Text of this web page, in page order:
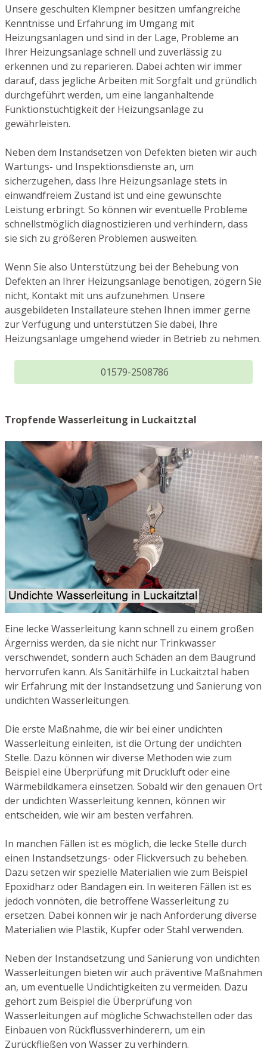
Unsere geschulten Klempner besitzen umfangreiche
Kenntnisse und Erfahrung im Umgang mit
Heizungsanlagen und sind in der Lage, Probleme an
Ihrer Heizungsanlage schnell und zuverlässig zu
erkennen und zu reparieren. Dabei achten wir immer
darauf, dass jegliche Arbeiten mit Sorgfalt und gründlich
durchgeführt werden, um eine langanhaltende
Funktionstüchtigkeit der Heizungsanlage zu
gewährleisten.
Neben dem Instandsetzen von Defekten bieten wir auch
Wartungs- und Inspektionsdienste an, um
sicherzugehen, dass Ihre Heizungsanlage stets in
einwandfreiem Zustand ist und eine gewünschte
Leistung erbringt. So können wir eventuelle Probleme
schnellstmöglich diagnostizieren und verhindern, dass
sie sich zu größeren Problemen ausweiten.
Wenn Sie also Unterstützung bei der Behebung von
Defekten an Ihrer Heizungsanlage benötigen, zögern Sie
nicht, Kontakt mit uns aufzunehmen. Unsere
ausgebildeten Installateure stehen Ihnen immer gerne
zur Verfügung und unterstützen Sie dabei, Ihre
Heizungsanlage umgehend wieder in Betrieb zu nehmen.
01579-2508786
Tropfende Wasserleitung in Luckaitztal
Eine lecke Wasserleitung kann schnell zu einem großen
Ärgerniss werden, da sie nicht nur Trinkwasser
verschwendet, sondern auch Schäden an dem Baugrund
hervorrufen kann. Als Sanitärhilfe in Luckaitztal haben
wir Erfahrung mit der Instandsetzung und Sanierung von
undichten Wasserleitungen.
Die erste Maßnahme, die wir bei einer undichten
Wasserleitung einleiten, ist die Ortung der undichten
Stelle. Dazu können wir diverse Methoden wie zum
Beispiel eine Überprüfung mit Druckluft oder eine
Wärmebildkamera einsetzen. Sobald wir den genauen Ort
der undichten Wasserleitung kennen, können wir
entscheiden, wie wir am besten verfahren.
In manchen Fällen ist es möglich, die lecke Stelle durch
einen Instandsetzungs- oder Flickversuch zu beheben.
Dazu setzen wir spezielle Materialien wie zum Beispiel
Epoxidharz oder Bandagen ein. In weiteren Fällen ist es
jedoch vonnöten, die betroffene Wasserleitung zu
ersetzen. Dabei können wir je nach Anforderung diverse
Materialien wie Plastik, Kupfer oder Stahl verwenden.
Neben der Instandsetzung und Sanierung von undichten
Wasserleitungen bieten wir auch präventive Maßnahmen
an, um eventuelle Undichtigkeiten zu vermeiden. Dazu
gehört zum Beispiel die Überprüfung von
Wasserleitungen auf mögliche Schwachstellen oder das
Einbauen von Rückflussverhinderern, um ein
Zurückfließen von Wasser zu verhindern.